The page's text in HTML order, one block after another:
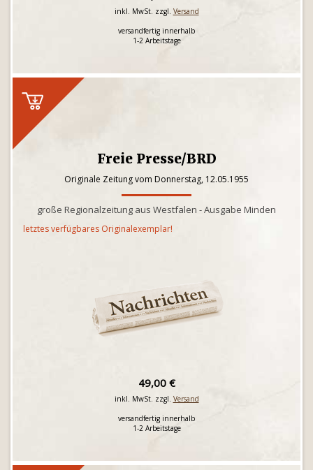
inkl. MwSt. zzgl. Versand
versandfertig innerhalb
1-2 Arbeitstage
Freie Presse/BRD
Originale Zeitung vom Donnerstag, 12.05.1955
große Regionalzeitung aus Westfalen - Ausgabe Minden
letztes verfügbares Originalexemplar!
49,00 €
inkl. MwSt. zzgl. Versand
versandfertig innerhalb
1-2 Arbeitstage